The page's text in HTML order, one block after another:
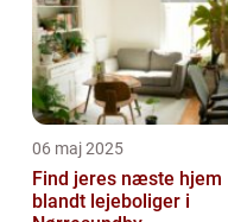
06 maj 2025
Find jeres næste hjem
blandt lejeboliger i